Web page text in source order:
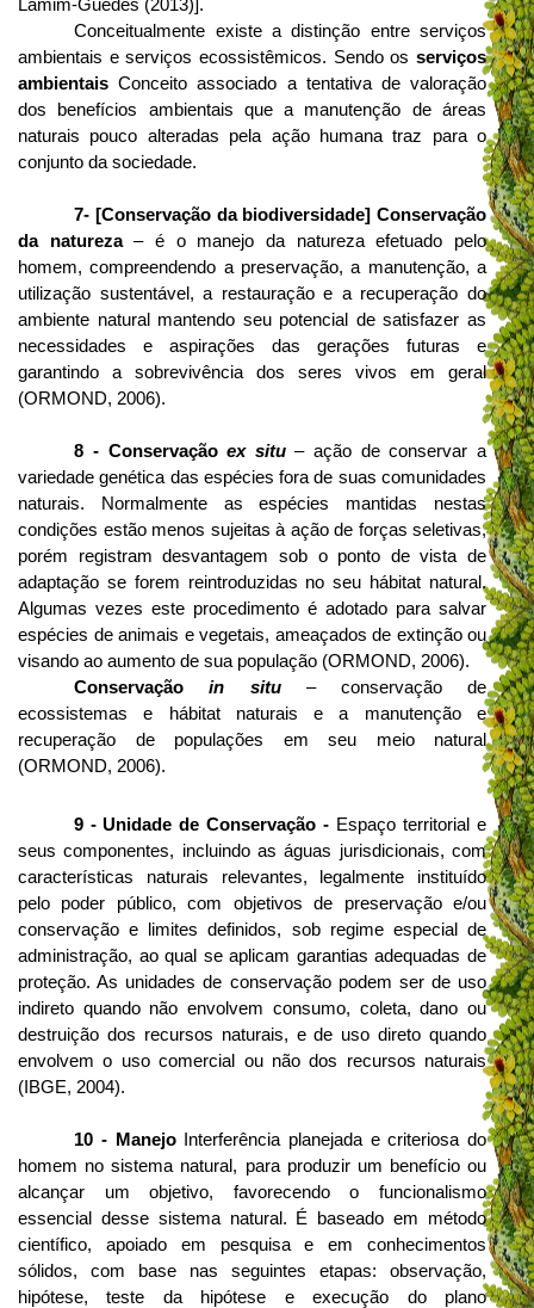
Lamim-Guedes (2013)].
Conceitualmente existe a distinção entre serviços
ambientais e serviços ecossistêmicos. Sendo os serviços
ambientaisConceito associado a tentativa de valoração
dos benefícios ambientais que a manutenção de áreas
naturais pouco alteradas pela ação humana traz para o
conjunto da sociedade.
7- [Conservação da biodiversidade] Conservação
da natureza– é o manejo da natureza efetuado pelo
homem, compreendendo a preservação, a manutenção, a
utilização sustentável, a restauração e a recuperação do
ambiente natural mantendo seu potencial de satisfazer as
necessidades e aspirações das gerações futuras e
garantindo a sobrevivência dos seres vivos em geral
(ORMOND, 2006).
8 - Conservaçãoex situ – ação de conservar a
variedade genética das espécies fora de suas comunidades
naturais. Normalmente as espécies mantidas nestas
condições estão menos sujeitas à ação de forças seletivas,
porém registram desvantagem sob o ponto de vista de
adaptação se forem reintroduzidas no seu hábitat natural.
Algumas vezes este procedimento é adotado para salvar
espécies de animais e vegetais, ameaçados de extinção ou
visando ao aumento de sua população (ORMOND, 2006).
Conservaçãoin situ– conservação de
ecossistemas e hábitat naturais e a manutenção e
recuperação de populações em seu meio natural
(ORMOND, 2006).
9 - Unidade de Conservação - Espaço territorial e
seus componentes, incluindo as águas jurisdicionais, com
características naturais relevantes, legalmente instituído
pelo poder público, com objetivos de preservação e/ou
conservação e limites definidos, sob regime especial de
administração, ao qual se aplicam garantias adequadas de
proteção. As unidades de conservação podem ser de uso
indireto quando não envolvem consumo, coleta, dano ou
destruição dos recursos naturais, e de uso direto quando
envolvem o uso comercial ou não dos recursos naturais
(IBGE, 2004).
10 - Manejo
Interferência planejada e criteriosa do
homem no sistema natural, para produzir um benefício ou
alcançar um objetivo, favorecendo o funcionalismo
essencial desse sistema natural. É baseado em método
científico, apoiado em pesquisa e em conhecimentos
sólidos, com base nas seguintes etapas: observação,
hipótese, teste da hipótese e execução do plano